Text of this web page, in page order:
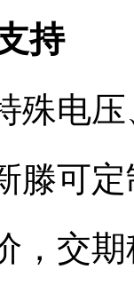
持
殊电
滕可
，交